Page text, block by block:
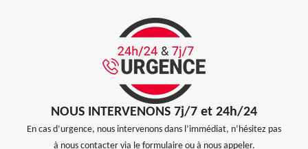
NOUS INTERVENONS 7j/7 et 24h/24
En cas d’urgence, nous intervenons dans l’immédiat, n’hésitez pas
à nous contacter via le formulaire ou à nous appeler.